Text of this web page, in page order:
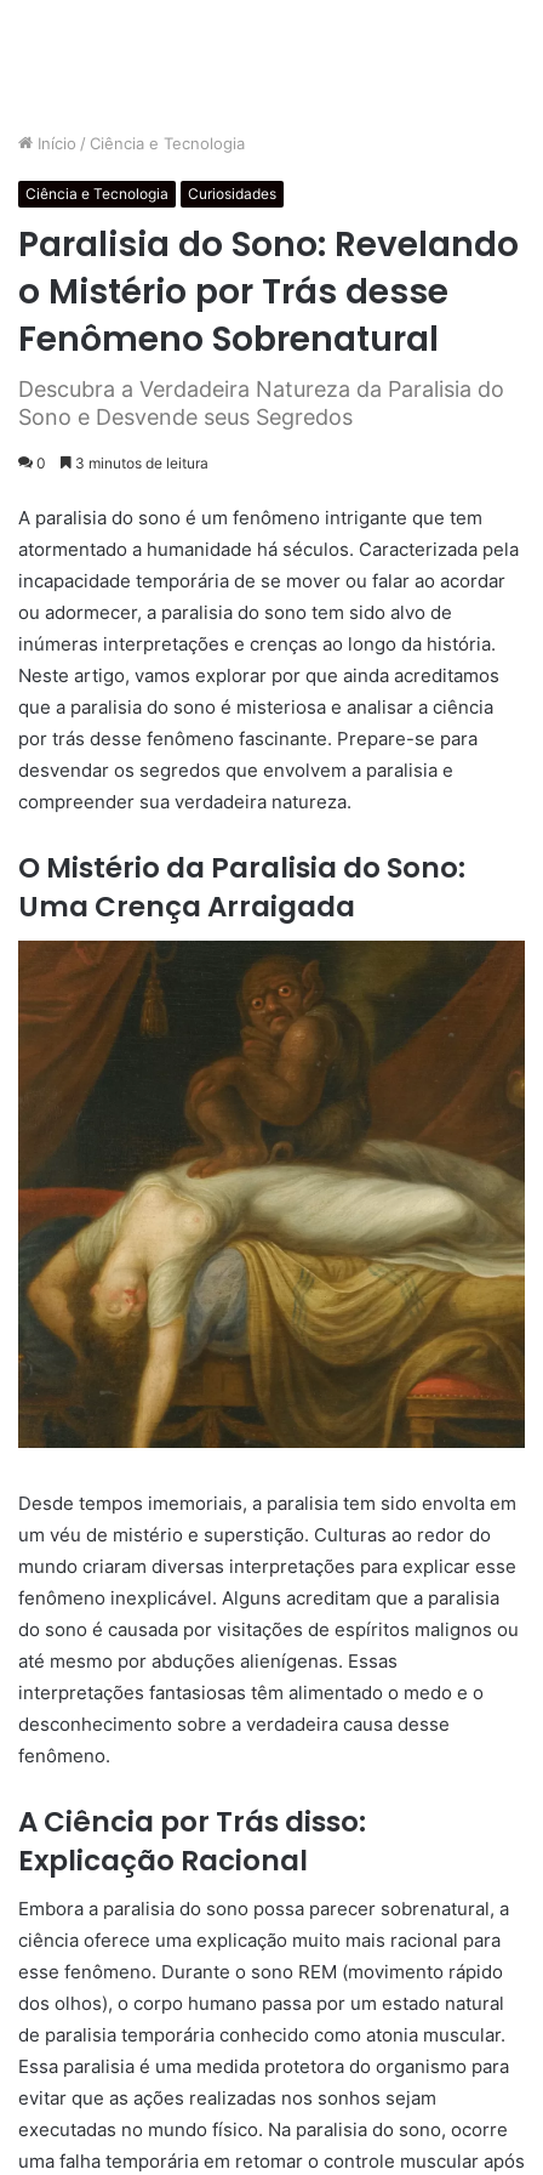
Início / Ciência e Tecnologia
Ciência e Tecnologia Curiosidades
Paralisia do Sono: Revelando
o Mistério por Trás desse
Fenômeno Sobrenatural
Descubra a Verdadeira Natureza da Paralisia do
Sono e Desvende seus Segredos
0 3 minutos de leitura
A paralisia do sono é um fenômeno intrigante que tem
atormentado a humanidade há séculos. Caracterizada pela
incapacidade temporária de se mover ou falar ao acordar
ou adormecer, a paralisia do sono tem sido alvo de
inúmeras interpretações e crenças ao longo da história.
Neste artigo, vamos explorar por que ainda acreditamos
que a paralisia do sono é misteriosa e analisar a ciência
por trás desse fenômeno fascinante. Prepare-se para
desvendar os segredos que envolvem a paralisia e
compreender sua verdadeira natureza.
O Mistério da Paralisia do Sono:
Uma Crença Arraigada
Desde tempos imemoriais, a paralisia tem sido envolta em
um véu de mistério e superstição. Culturas ao redor do
mundo criaram diversas interpretações para explicar esse
fenômeno inexplicável. Alguns acreditam que a paralisia
do sono é causada por visitações de espíritos malignos ou
até mesmo por abduções alienígenas. Essas
interpretações fantasiosas têm alimentado o medo e o
desconhecimento sobre a verdadeira causa desse
fenômeno.
A Ciência por Trás disso:
Explicação Racional
Embora a paralisia do sono possa parecer sobrenatural, a
ciência oferece uma explicação muito mais racional para
esse fenômeno. Durante o sono REM (movimento rápido
dos olhos), o corpo humano passa por um estado natural
de paralisia temporária conhecido como atonia muscular.
Essa paralisia é uma medida protetora do organismo para
evitar que as ações realizadas nos sonhos sejam
executadas no mundo físico. Na paralisia do sono, ocorre
uma falha temporária em retomar o controle muscular após